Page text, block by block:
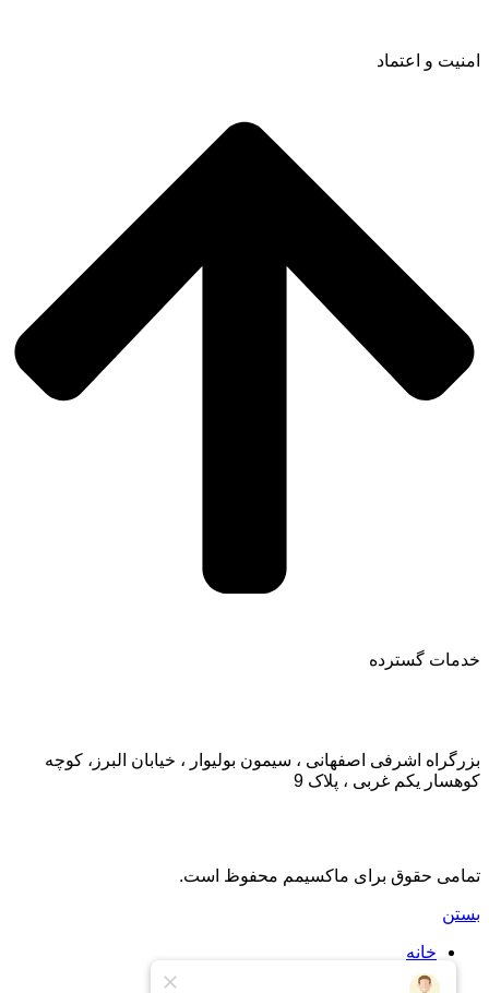
امنیت و اعتماد
خدمات گسترده
بزرگراه اشرفی اصفهانی ، سیمون بولیوار ، خیابان البرز، کوچه
کوهسار یکم غربی ، پلاک 9
تمامی حقوق برای ماکسیمم محفوظ است.
بستن
خانه
اشتراک